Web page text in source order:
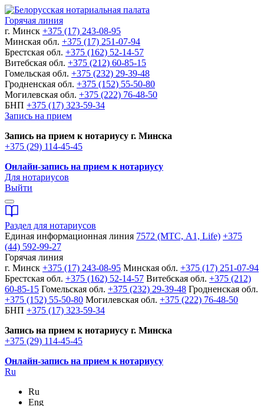
Горячая линия
г. Минск +375 (17) 243-08-95
Минская обл. +375 (17) 251-07-94
Брестская обл. +375 (162) 52-14-57
Витебская обл. +375 (212) 60-85-15
Гомельская обл. +375 (232) 29-39-48
Гродненская обл. +375 (152) 55-50-80
Могилевская обл. +375 (222) 76-48-50
БНП +375 (17) 323-59-34
Запись на прием
Запись на прием к нотариусу г. Минска
+375 (29) 114-45-45
Онлайн-запись на прием к нотариусу
Для нотариусов
Выйти
Раздел для нотариусов
Единая информационная линия 7572 (МТС, A1, Life) +375
(44) 592-99-27
Горячая линия
г. Минск +375 (17) 243-08-95 Минская обл. +375 (17) 251-07-94
Брестская обл. +375 (162) 52-14-57 Витебская обл. +375 (212)
60-85-15 Гомельская обл. +375 (232) 29-39-48 Гродненская обл.
+375 (152) 55-50-80 Могилевская обл. +375 (222) 76-48-50
БНП +375 (17) 323-59-34
Запись на прием к нотариусу г. Минска
+375 (29) 114-45-45
Онлайн-запись на прием к нотариусу
Ru
Ru
Eng